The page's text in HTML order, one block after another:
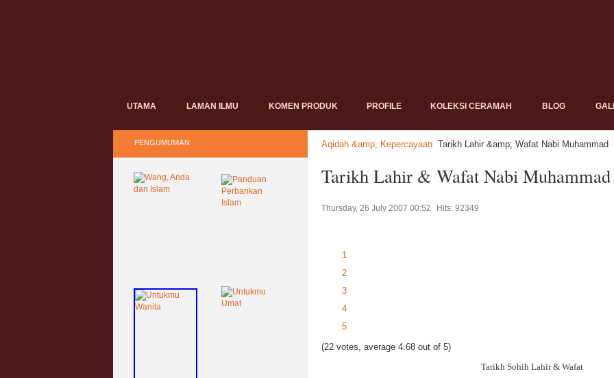
UTAMA LAMAN ILMU KOMEN PRODUK PROFILE KOLEKSI CERAMAH BLOG
Aqidah &amp; Kepercayaan Tarikh Lahir &amp; Wafat Nabi Muhammad
Tarikh Lahir & Wafat Nabi Muhammad
Thursday, 26 July 2007 00:52 Hits: 92349
1
2
3
4
5
(22 votes, average 4.68 out of 5)
Tarikh Sohih Lahir & Wafat
PENGUMUMAN